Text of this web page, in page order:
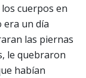
cuerpos en
era un día
las piernas
le quebraron
habían